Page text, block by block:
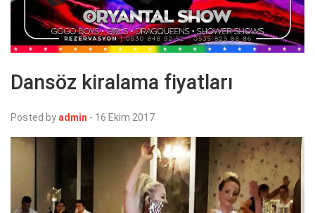
Dansöz kiralama fiyatları
Posted by admin - 16 Ekim 2017